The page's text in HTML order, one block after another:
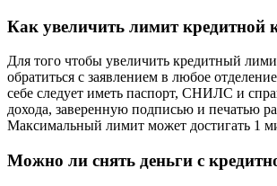
Как увеличить лимит кредитной
Для того чтобы увеличить кредитный
обратиться с заявлением в любое
себе следует иметь паспорт, СНИЛС и
дохода, заверенную подписью и печатью
Максимальный лимит может достигать 1
Можно ли снять деньги с